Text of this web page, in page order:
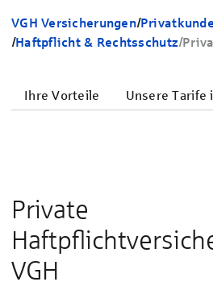
VGH Versicherungen/
/Haftpflicht & Rechtsschutz/
Ihre Vorteile Unsere Tarife
Private
VGH